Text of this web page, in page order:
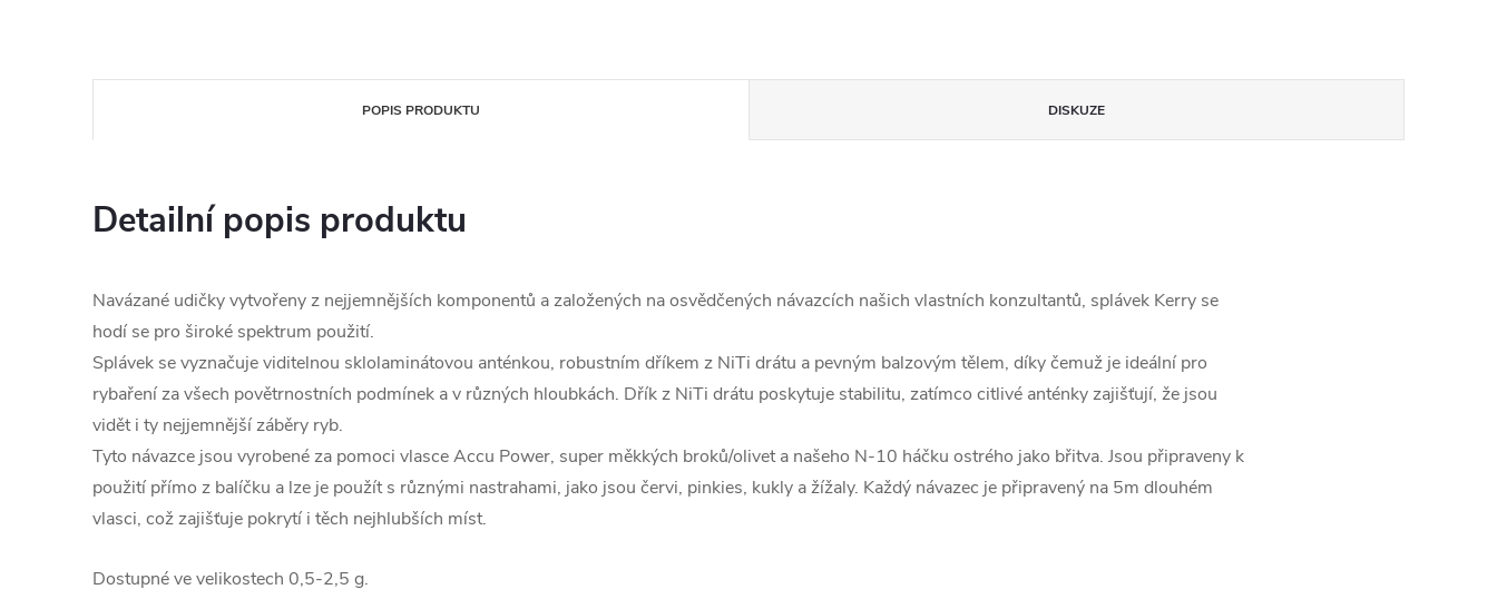
POPIS PRODUKTU DISKUZE
Detailní popis produktu
Navázané udičky vytvořeny z nejjemnějších komponentů a založených na osvědčených návazcích našich vlastních konzultantů, splávek Kerry se
hodí se pro široké spektrum použití.
Splávek se vyznačuje viditelnou sklolaminátovou anténkou, robustním dříkem z NiTi drátu a pevným balzovým tělem, díky čemuž je ideální pro
rybaření za všech povětrnostních podmínek a v různých hloubkách. Dřík z NiTi drátu poskytuje stabilitu, zatímco citlivé anténky zajišťují, že jsou
vidět i ty nejjemnější záběry ryb.
Tyto návazce jsou vyrobené za pomoci vlasce Accu Power, super měkkých broků/olivet a našeho N-10 háčku ostrého jako břitva. Jsou připraveny k
použití přímo z balíčku a lze je použít s různými nastrahami, jako jsou červi, pinkies, kukly a žížaly. Každý návazec je připravený na 5m dlouhém
vlasci, což zajišťuje pokrytí i těch nejhlubších míst.
Dostupné ve velikostech 0,5-2,5 g.